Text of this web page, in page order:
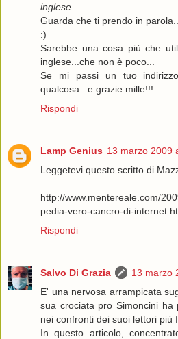
inglese.
Guarda che ti prendo in parola...
:)
Sarebbe una cosa più che
inglese...che non è poco...
Se mi passi un tuo
qualcosa...e grazie mille!!!
Rispondi
Lamp Genius 13 marzo 2009
Leggetevi questo scritto di
http://www.mentereale.com/
pedia-vero-cancro-di-
Rispondi
Salvo Di Grazia
13 marzo
E' una nervosa arrampicata
sua crociata pro Simoncini ha
nei confronti dei suoi lettori più
In questo articolo,